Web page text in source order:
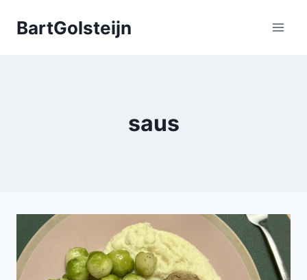
naarBartGolsteijn
saus